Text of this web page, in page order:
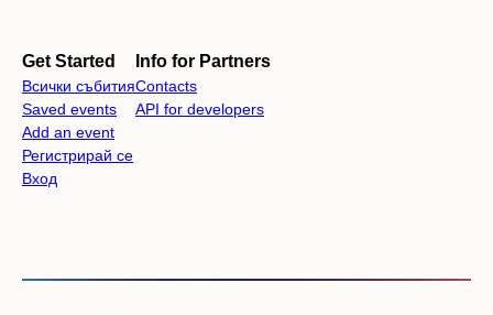
Get Started
Всички събития
Saved events
Add an event
Регистрирай се
Вход
Info for Partners
Contacts
API for developers